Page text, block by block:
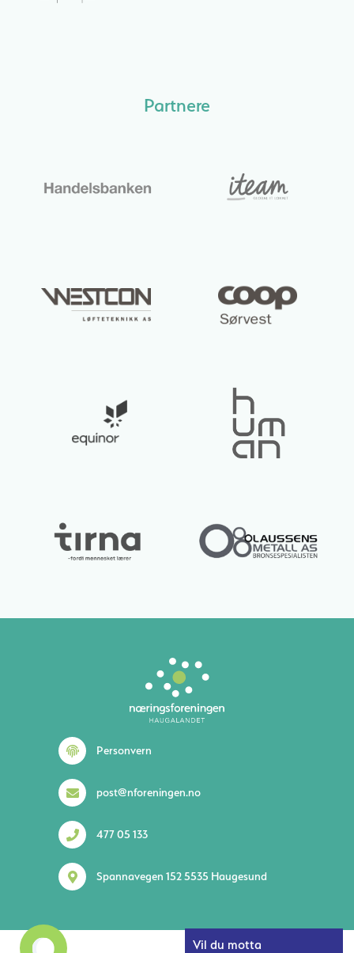
Vil du motta
Partnere
Personvern
post@nforeningen.no
477 05 133
Spannavegen 152 5535 Haugesund